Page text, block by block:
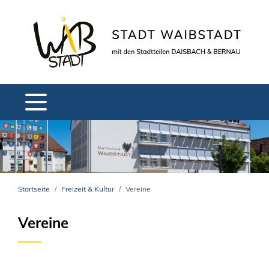
Startseite Freizeit & Kultur Vereine
Vereine